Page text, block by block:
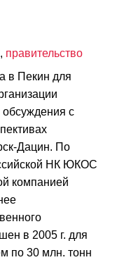
, правительство
в Пекин для
обсуждения с
Дацин. По
НК ЮКОС
компанией
в 2005 г. для
по 30 млн. тонн